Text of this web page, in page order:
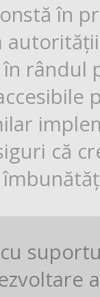
în
rândul
că